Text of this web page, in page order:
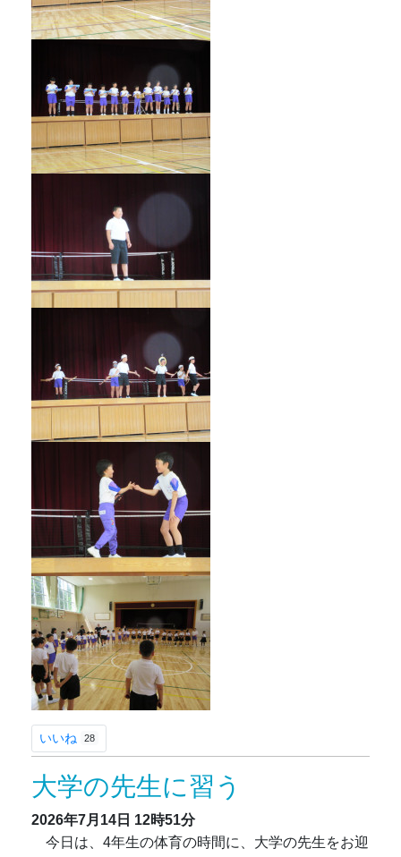
いいね 28
大学の先生に習う
2026年7月14日 12時51分
今日は、4年生の体育の時間に、大学の先生をお迎